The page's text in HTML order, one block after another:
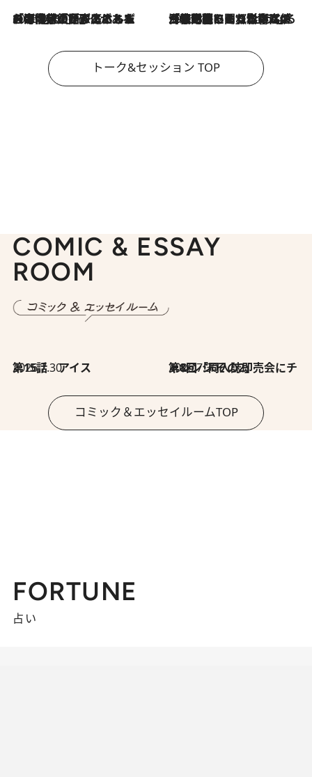
2026.8.3
「今後値上げがあるとすれば…」「リスクがあるのは今年の冬」エネルギー専門家が語る、ホルムズ海峡封鎖が家庭にもたらす“ある心配” 2026.8.3
「住宅建てられない…」「サーチャージ料の高値が続いている」ホルムズ海峡封鎖による影響はいつまで続く？《エネルギー専門家に聞く“どうなる日本の暮らし”》
トーク&セッション TOP
COMIC & ESSAY
ROOM
2026.7.30
第15話 アイス 2026.7.30
第8回「同人誌即売会にチャレンジ その2」
コミック＆エッセイルームTOP
FORTUNE
占い